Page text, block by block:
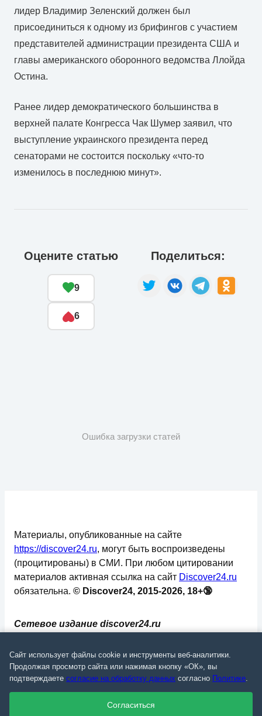
лидер Владимир Зеленский должен был
присоединиться к одному из брифингов с участием
представителей администрации президента США и
главы американского оборонного ведомства Ллойда
Остина.
Ранее лидер демократического большинства в
верхней палате Конгресса Чак Шумер заявил, что
выступление украинского президента перед
сенаторами не состоится поскольку «что-то
изменилось в последнюю минут».
Оцените статью
9
6
Поделиться:
Ошибка загрузки статей
Сетевое издание discover24.ru
надзору в сфере связи, информационных
технологий и массовых коммуникаций
(Роскомнадзор). Регистрационный номер: ЭЛ №
ФС 77 - 73793.
Материалы, опубликованные на сайте
https://discover24.ru, могут быть воспроизведены
(процитированы) в СМИ. При любом цитировании
материалов активная ссылка на сайт Discover24.ru
обязательна. © Discover24, 2015-2026, 18+🔞
Сайт использует файлы cookie и инструменты веб-аналитики.
Продолжая просмотр сайта или нажимая кнопку «ОК», вы
подтверждаете согласие на обработку данных согласно Политике.
Согласиться